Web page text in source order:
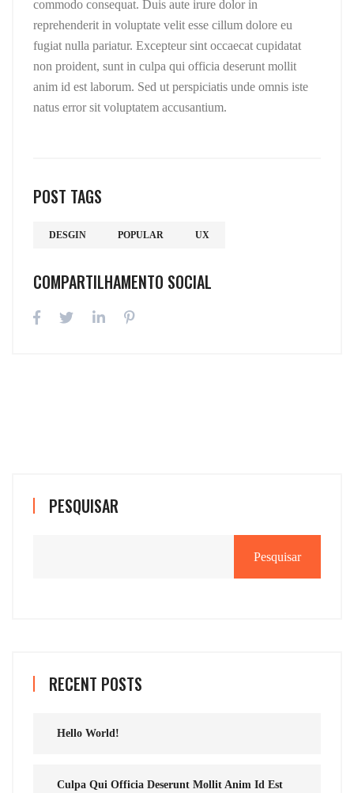
commodo consequat. Duis aute irure dolor in
reprehenderit in voluptate velit esse cillum dolore eu
fugiat nulla pariatur. Excepteur sint occaecat cupidatat
non proident, sunt in culpa qui officia deserunt mollit
anim id est laborum. Sed ut perspiciatis unde omnis iste
natus error sit voluptatem accusantium.
POST TAGS
DESGIN POPULAR UX
COMPARTILHAMENTO SOCIAL
PESQUISAR
Pesquisar
RECENT POSTS
Hello World!
Culpa Qui Officia Deserunt Mollit Anim Id Est